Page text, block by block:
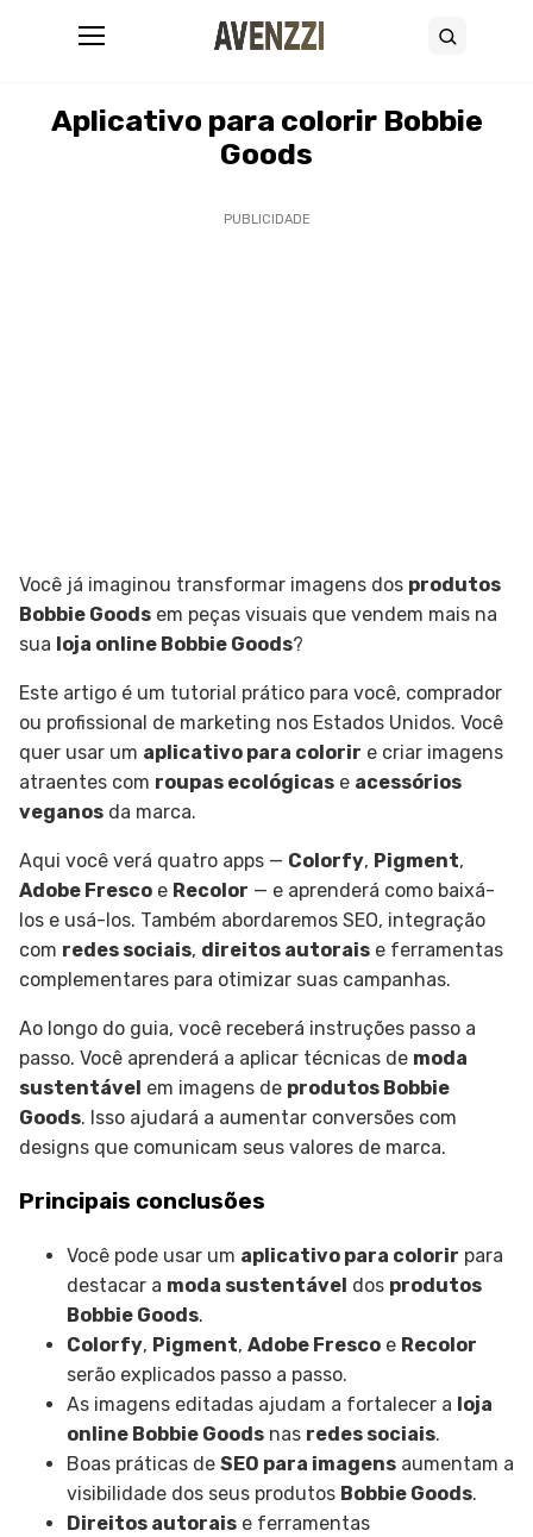
Buscar
Aplicativo para colorir Bobbie
Goods
PUBLICIDADE
Você já imaginou transformar imagens dos produtos
Bobbie Goods em peças visuais que vendem mais na
sua loja online Bobbie Goods?
Este artigo é um tutorial prático para você, comprador
ou profissional de marketing nos Estados Unidos. Você
quer usar um aplicativo para colorir e criar imagens
atraentes com roupas ecológicas e acessórios
veganos da marca.
Aqui você verá quatro apps — Colorfy, Pigment,
Adobe Fresco e Recolor — e aprenderá como baixá-
los e usá-los. Também abordaremos SEO, integração
com redes sociais, direitos autorais e ferramentas
complementares para otimizar suas campanhas.
Ao longo do guia, você receberá instruções passo a
passo. Você aprenderá a aplicar técnicas de moda
sustentável em imagens de produtos Bobbie
Goods. Isso ajudará a aumentar conversões com
designs que comunicam seus valores de marca.
Principais conclusões
Você pode usar um aplicativo para colorir para
destacar a moda sustentável dos produtos
Bobbie Goods.
Colorfy, Pigment, Adobe Fresco e Recolor
serão explicados passo a passo.
As imagens editadas ajudam a fortalecer a loja
online Bobbie Goods nas redes sociais.
Boas práticas de SEO para imagens aumentam a
visibilidade dos seus produtos Bobbie Goods.
Direitos autorais e ferramentas